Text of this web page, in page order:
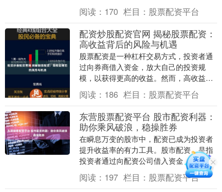
金，交易者可以获得比其账户余额更大的
交易能力。 使用股....
阅读： 170 栏目： 股票配资平台
配资炒股配资官网 揭秘股票配资：
高收益背后的风险与机遇
股票配资是一种杠杆交易方式，投资者通
过向券商借入资金，放大自己的投资规
模，以获得更高的收益。然而，高收益的
背后也潜藏着巨大的风险。 宁波股票配资
平台拥有经验丰富....
阅读： 186 栏目： 股票配资平台
东营股票配资平台 股市配资利器：
助你乘风破浪，稳操胜券
在瞬息万变的股市中，配资已成为投资者
提升收益率的有力工具。股市配资，是指
投资者通过向配资公司借入资金，放大自
己的资金规模，从而增加投资收益。 配资
炒股门户采用严....
阅读： 197 栏目： 股票配资平台